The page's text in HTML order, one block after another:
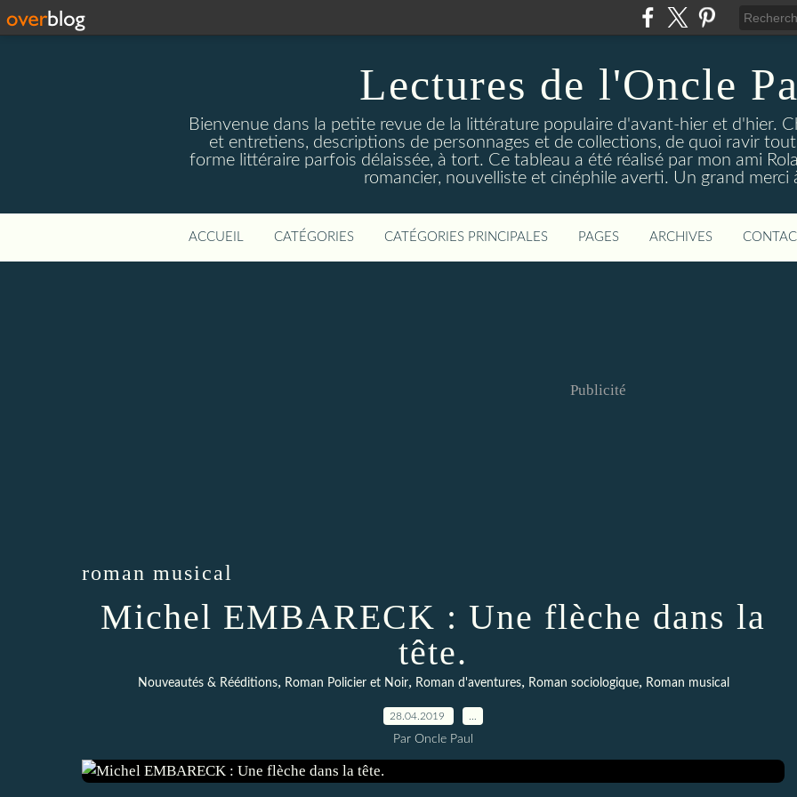
Lectures de l'Oncle
Bienvenue dans la petite revue de la littérature populaire d'avant-hier et d'hier.
et entretiens, descriptions de personnages et de collections, de quoi ravir
forme littéraire parfois délaissée, à tort. Ce tableau a été réalisé par mon ami
romancier, nouvelliste et cinéphile averti. Un grand merci
ACCUEIL CATÉGORIES CATÉGORIES PRINCIPALES PAGES ARCHIVES
Publicité
roman musical
Michel EMBARECK : Une flèche dans la
tête.
Nouveautés & Rééditions, Roman Policier et Noir, Roman d'aventures, Roman sociologique, Roman musical
28.04.2019
Par Oncle Paul